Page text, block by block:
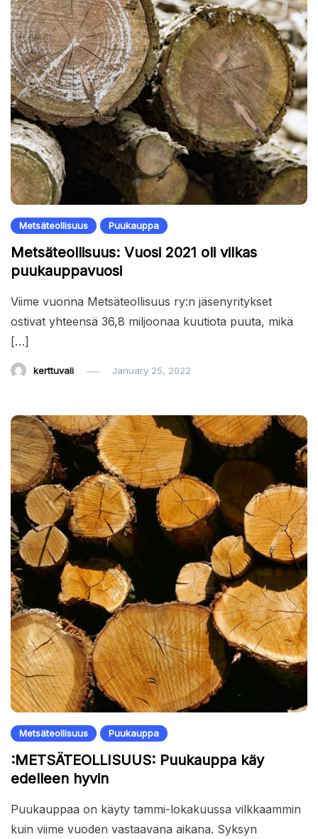
Metsäteollisuus Puukauppa
Metsäteollisuus: Vuosi 2021 oli vilkas
puukauppavuosi
Viime vuonna Metsäteollisuus ry:n jäsenyritykset
ostivat yhteensä 36,8 miljoonaa kuutiota puuta, mikä
[…]
kerttuvali January 25, 2022
Metsäteollisuus Puukauppa
:METSÄTEOLLISUUS: Puukauppa käy
edelleen hyvin
Puukauppaa on käyty tammi-lokakuussa vilkkaammin
kuin viime vuoden vastaavana aikana. Syksyn